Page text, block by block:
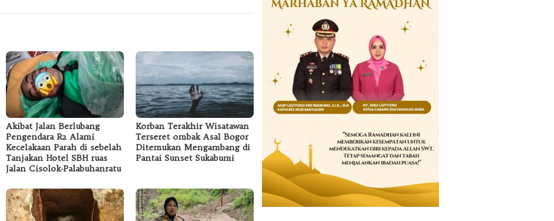
Akibat Jalan Berlubang
Pengendara R2 Alami
Kecelakaan Parah di sebelah
Tanjakan Hotel SBH ruas
Jalan Cisolok-Palabuhanratu
Korban Terakhir Wisatawan
Terseret ombak Asal Bogor
Ditemukan Mengambang di
Pantai Sunset Sukabumi